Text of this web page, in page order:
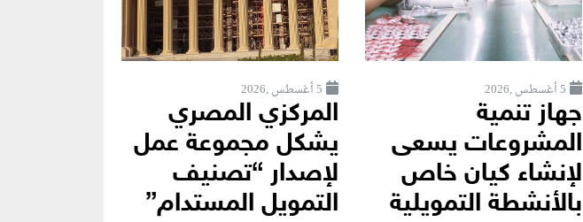
5 أغسطس ,2026
جهاز تنمية
المشروعات يسعى
لإنشاء كيان خاص
بالأنشطة التمويلية
5 أغسطس ,2026
المركزي المصري
يشكل مجموعة عمل
لإصدار “تصنيف
التمويل المستدام”